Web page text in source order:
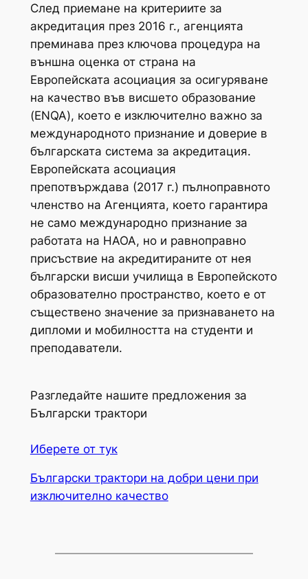
След приемане на критериите за
акредитация през 2016 г., агенцията
преминава през ключова процедура на
външна оценка от страна на
Европейската асоциация за осигуряване
на качество във висшето образование
(ENQA), което е изключително важно за
международното признание и доверие в
българската система за акредитация.
Европейската асоциация
препотвърждава (2017 г.) пълноправното
членство на Агенцията, което гарантира
не само международно признание за
работата на НАОА, но и равноправно
присъствие на акредитираните от нея
български висши училища в Европейското
образователно пространство, което е от
съществено значение за признаването на
дипломи и мобилността на студенти и
преподаватели.
Разгледайте нашите предложения за
Български трактори
Иберете от тук
Български трактори на добри цени при
изключително качество